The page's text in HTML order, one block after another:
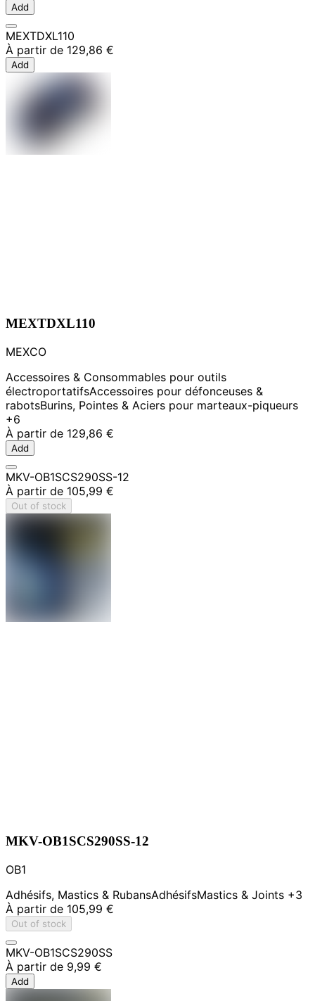
Add
MEXTDXL110
À partir de 129,86 €
Add
MEXTDXL110
MEXCO
Accessoires & Consommables pour outils
électroportatifsAccessoires pour défonceuses &
rabotsBurins, Pointes & Aciers pour marteaux-piqueurs
+6
À partir de 129,86 €
Add
MKV-OB1SCS290SS-12
À partir de 105,99 €
Out of stock
MKV-OB1SCS290SS-12
OB1
Adhésifs, Mastics & RubansAdhésifsMastics & Joints +3
À partir de 105,99 €
Out of stock
MKV-OB1SCS290SS
À partir de 9,99 €
Add